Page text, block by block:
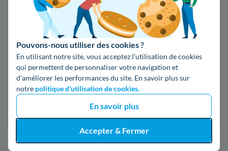
Pouvons-nous utiliser des cookies ?
En utilisant notre site, vous acceptez l’utilisation de cookies
qui permettent de personnaliser votre navigation et
d’améliorer les performances du site. En savoir plus sur
notre politique d'utilisation de cookies.
En savoir plus
Accepter & Fermer
Mise en service d’urgence
compteur Linky
30 minutes 69,76€
Première mise en service
(nouveau raccordement)
10 jours
ouvrés
Première mise en service
(nouveau raccordement
5 jours ouvrés
Cette démarche implique un laps de temps entre la demande